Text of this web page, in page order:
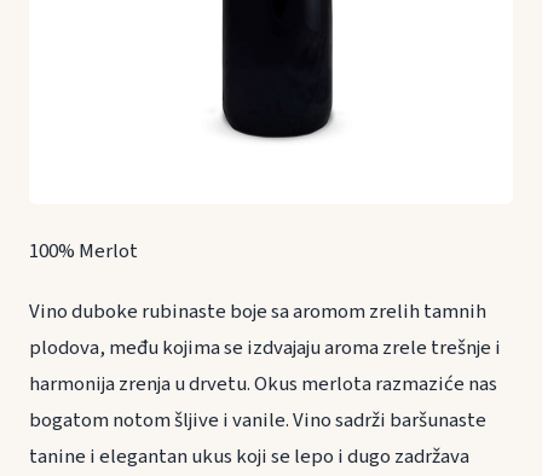
100% Merlot
Vino duboke rubinaste boje sa aromom zrelih tamnih
plodova, među kojima se izdvajaju aroma zrele trešnje i
harmonija zrenja u drvetu. Okus merlota razmaziće nas
bogatom notom šljive i vanile. Vino sadrži baršunaste
tanine i elegantan ukus koji se lepo i dugo zadržava